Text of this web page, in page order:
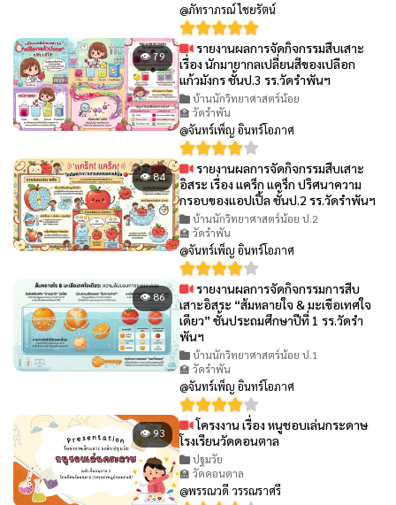
@ภัทราภรณ์ ไชยรัตน์
👁 79
รายงานผลการจัดกิจกรรมสืบเสาะ
เรื่อง นักมายากลเปลี่ยนสีของเปลือก
แก้วมังกร ชั้นป.3 รร.วัดรำพันฯ
บ้านนักวิทยาศาสตร์น้อย
🏫 วัดรำพัน
@จันทร์เพ็ญ อินทร์โอภาศ
👁 84
รายงานผลการจัดกิจกรรมสืบเสาะ
อิสระ เรื่อง แคร็ก แคร็ก ปริศนาความ
กรอบของแอปเปิ้ล ชั้นป.2 รร.วัดรำพันฯ
บ้านนักวิทยาศาสตร์น้อย ป.2
🏫 วัดรำพัน
@จันทร์เพ็ญ อินทร์โอภาศ
👁 86
รายงานผลการจัดกิจกรรมการสืบ
เสาะอิสระ “ส้มหลายใจ & มะเขือเทศใจ
เดียว” ชั้นประถมศึกษาปีที่ 1 รร.วัดรำ
พันฯ
บ้านนักวิทยาศาสตร์น้อย ป.1
🏫 วัดรำพัน
@จันทร์เพ็ญ อินทร์โอภาศ
👁 93
โครงงาน เรื่อง หนูชอบเล่นกระดาษ
โรงเรียนวัดดอนตาล
ปฐมวัย
🏫 วัดดอนตาล
@พรรณวดี วรรณราศรี